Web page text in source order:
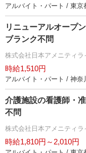
アルバイト・パート / 東京
リニューアルオープ
ブランク不問
株式会社日本アメニティラ
時給1,510円
アルバイト・パート / 神奈
介護施設の看護師・
不問
株式会社日本アメニティラ
時給1,810円～2,010円